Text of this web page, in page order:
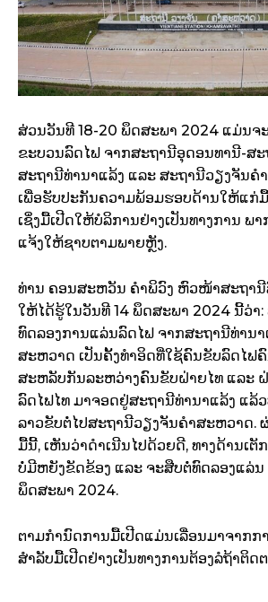
ສ່ວນວັນທີ 18-20 ພຶດສະພາ 2024 ແມ່ນຈ
ຂະບວນລົດໄຟ ຈາກສະຖານີອຸດອນທານີ-ສ
ສະຖານີທ່ານາແລ້ງ ແລະ ສະຖານີວຽງຈັນຄ
ເພື່ອຮັບປະກັນຄວາມພ້ອມຮອບດ້ານໃຫ້ແກ່
ເຊິ່ງມື້ເປີດໃຫ້ບໍລິການຢ່າງເປັນທາງການ ພ
ແຈ້ງໃຫ້ຊາບຕາມພາຍຫຼັງ.
ທ່ານ ຄອນສະຫວັນ ຄໍາພິວົງ ຫົວໜ້າສະຖານີ
ໃຫ້ໄດ້ຮູ້ໃນວັນທີ 14 ພຶດສະພາ 2024 ນີ້ວ່າ:
ທົດລອງການແລ່ນລົດໄຟ ຈາກສະຖານີທ່ານ
ສະຫວາດ ເປັນຄັ້ງທໍາອິດທີ່ໃຊ້ຄົນຂັບລົດໄຟ
ສະຫລັບກັນລະຫວ່າງຄົນຂັບຝ່າຍໄທ ແລະ
ລົດໄຟໄທ ມາຈອດຢູ່ສະຖານີທ່ານາແລ້ງ ແ
ລາວຂັບຕໍ່ໄປສະຖານີວຽງຈັນຄຳສະຫວາດ.
ມື້ນີ້, ເຫັນວ່າດຳເນີນໄປດ້ວຍດີ, ທາງດ້ານເຕັ
ບໍ່ມີຫຍັງຂັດຂ້ອງ ແລະ ຈະສືບຕໍ່ທົດລອງແລ່ນ
ພຶດສະພາ 2024.
ຕາມກຳນົດການມື້ເປີດແມ່ນເລື່ອນມາຈາກກ
ສຳລັບມື້ເປີດຢ່າງເປັນທາງການຕ້ອງລໍຖ້າຕິດ